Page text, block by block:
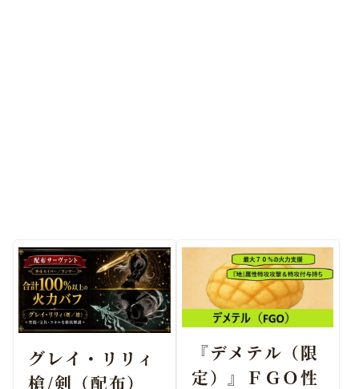
グレイ・リリィ
槍/剣（配布）
『デメテル（限
定）』ＦＧＯ性